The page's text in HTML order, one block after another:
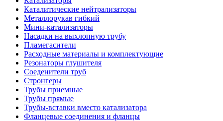
Каталитические нейтрализаторы
Металлорукав гибкий
Мини-катализаторы
Насадки на выхлопную трубу
Пламегасители
Расходные материалы и комплектующие
Резонаторы глушителя
Соеденители труб
Стронгеры
Трубы приемные
Трубы прямые
Трубы-вставки вместо катализатора
Фланцевые соединения и фланцы